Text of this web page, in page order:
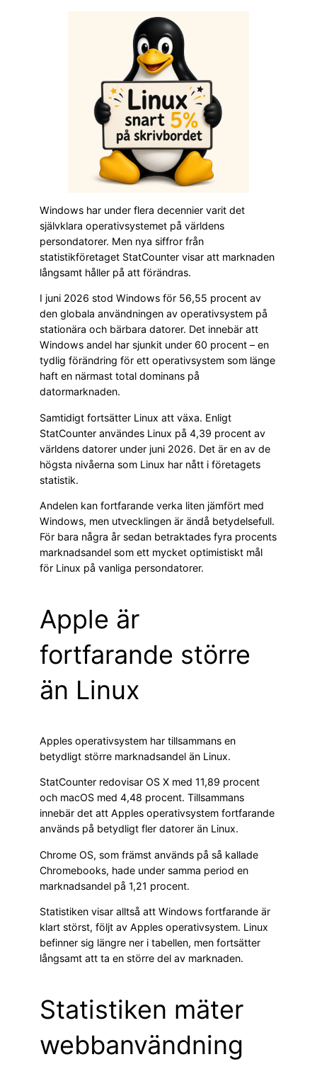
Windows har under flera decennier varit det
självklara operativsystemet på världens
persondatorer. Men nya siffror från
statistikföretaget StatCounter visar att marknaden
långsamt håller på att förändras.
I juni 2026 stod Windows för 56,55 procent av
den globala användningen av operativsystem på
stationära och bärbara datorer. Det innebär att
Windows andel har sjunkit under 60 procent – en
tydlig förändring för ett operativsystem som länge
haft en närmast total dominans på
datormarknaden.
Samtidigt fortsätter Linux att växa. Enligt
StatCounter användes Linux på 4,39 procent av
världens datorer under juni 2026. Det är en av de
högsta nivåerna som Linux har nått i företagets
statistik.
Andelen kan fortfarande verka liten jämfört med
Windows, men utvecklingen är ändå betydelsefull.
För bara några år sedan betraktades fyra procents
marknadsandel som ett mycket optimistiskt mål
för Linux på vanliga persondatorer.
Apple är
fortfarande större
än Linux
Apples operativsystem har tillsammans en
betydligt större marknadsandel än Linux.
StatCounter redovisar OS X med 11,89 procent
och macOS med 4,48 procent. Tillsammans
innebär det att Apples operativsystem fortfarande
används på betydligt fler datorer än Linux.
Chrome OS, som främst används på så kallade
Chromebooks, hade under samma period en
marknadsandel på 1,21 procent.
Statistiken visar alltså att Windows fortfarande är
klart störst, följt av Apples operativsystem. Linux
befinner sig längre ner i tabellen, men fortsätter
långsamt att ta en större del av marknaden.
Statistiken mäter
webbanvändning